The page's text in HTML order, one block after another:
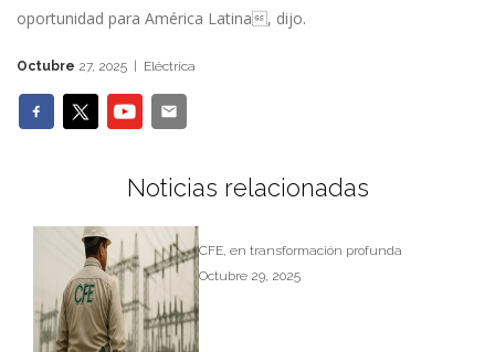
oportunidad para América Latina, dijo.
Octubre 27, 2025 | Eléctrica
Noticias relacionadas
CFE, en transformación profunda
Octubre 29, 2025